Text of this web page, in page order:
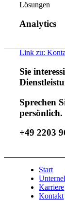
Lösungen
Analytics
Link zu:
Sie
Sprechen
persönlich.
+49 2203
Start
Karriere
Kontakt